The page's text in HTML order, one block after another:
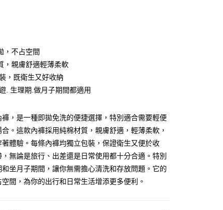
家取貨
，不占空間
，親膚舒適輕薄柔軟
，既衛生又好收納
. 生理期.做月子期間都適用
褲，是一種即拋免洗的便捷選擇，特別適合需要輕便
。這款內褲採用純棉材質，親膚舒適，輕薄柔軟，
著體驗。每條內褲均獨立包裝，保證衛生又便於收
無論是旅行、出差還是日常使用都十分合適。特別
坐月子期間，讓你無需擔心清洗和存放問題。它的
間，為你的出行和日常生活增添更多便利。